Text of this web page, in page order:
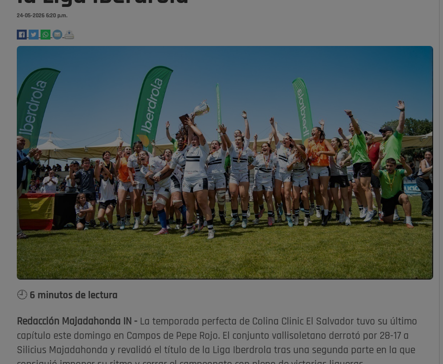
24-05-2026 6:20 p.m.
🕘 6 minutos de lectura
Redacción Majadahonda IN - La temporada perfecta de Colina Clinic El Salvador tuvo su último
capítulo este domingo en Campos de Pepe Rojo. El conjunto vallisoletano derrotó por 28-17 a
Silicius Majadahonda y revalidó el título de la Liga Iberdrola tras una segunda parte en la que